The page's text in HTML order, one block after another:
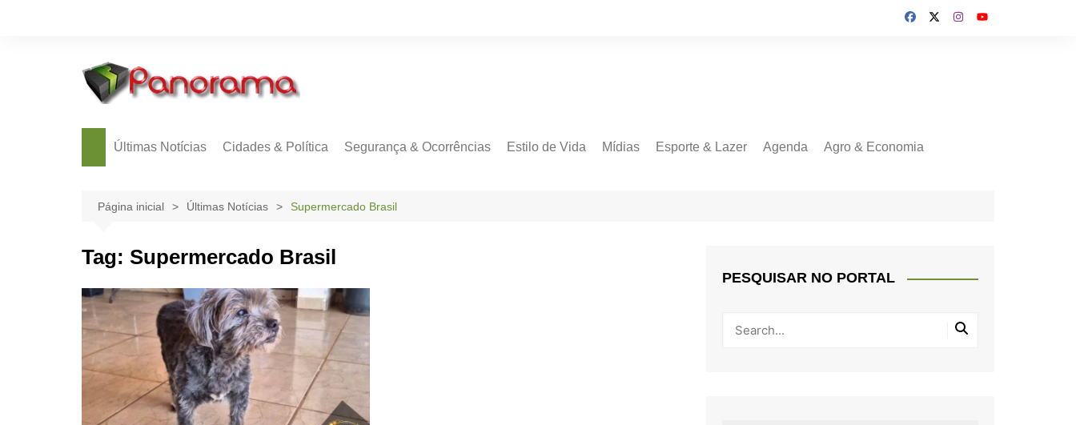
Últimas Notícias Cidades & Política Segurança & Ocorrências Estilo de Vida Mídias Esporte & Lazer Agenda Agro & Economia
Página inicial Últimas Notícias Supermercado Brasil
Tag: Supermercado Brasil
PESQUISAR NO PORTAL